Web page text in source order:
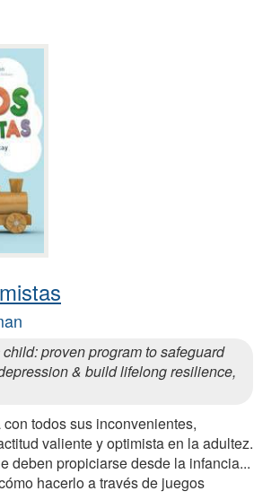
proven program to safeguard
& build lifelong resilience,
todos sus inconvenientes,
valiente y optimista en la adultez.
deben propiciarse desde la infancia...
hacerlo a través de juegos